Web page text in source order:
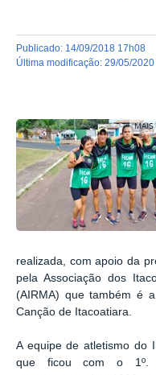
publicado: 14/09/2018 17h08
última modificação: 29/05/2020
realizada, com apoio da
pela Associação dos
(AIRMA) que também é
Canção de Itacoatiara.
A equipe de atletismo do
que ficou com o 1º.